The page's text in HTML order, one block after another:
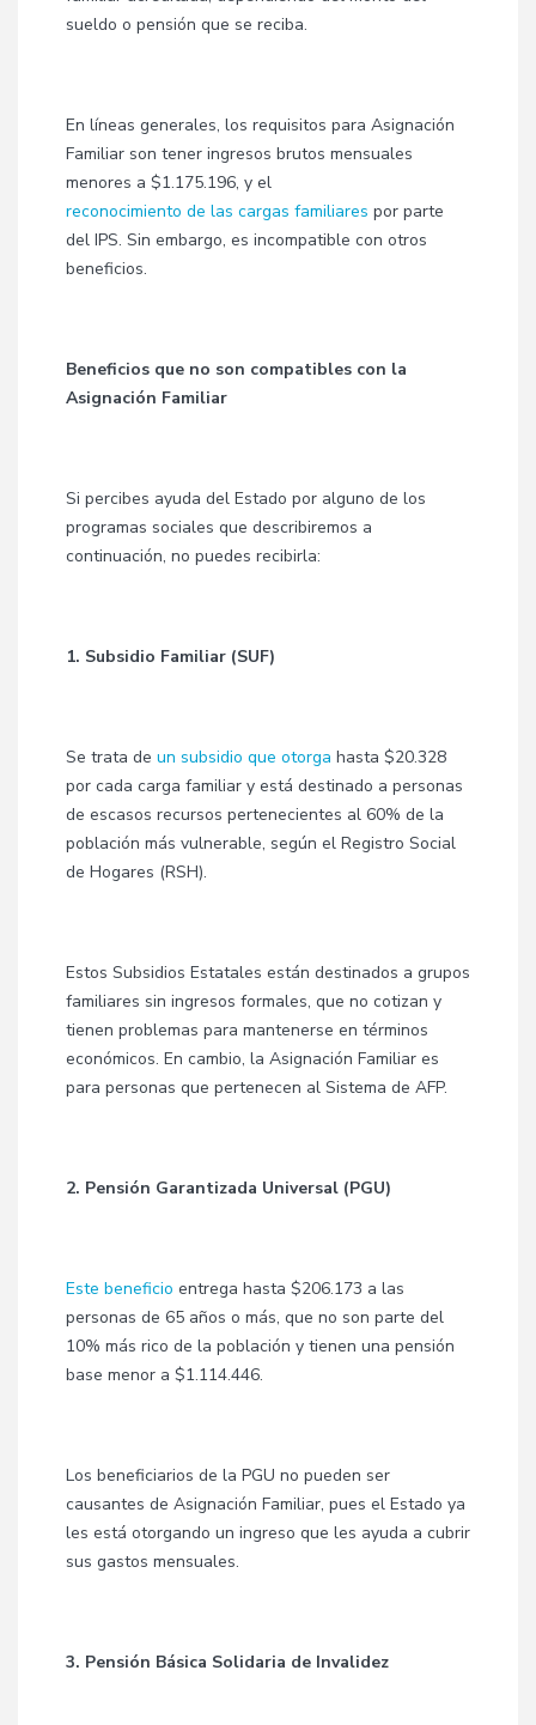
sueldo o pensión que se reciba.
En líneas generales, los requisitos para Asignación
Familiar son tener ingresos brutos mensuales
menores a $1.175.196, y el
reconocimiento de las cargas familiares por parte
del IPS. Sin embargo, es incompatible con otros
beneficios.
Beneficios que no son compatibles con la
Asignación Familiar
Si percibes ayuda del Estado por alguno de los
programas sociales que describiremos a
continuación, no puedes recibirla:
1. Subsidio Familiar (SUF)
Se trata de un subsidio que otorga hasta $20.328
por cada carga familiar y está destinado a personas
de escasos recursos pertenecientes al 60% de la
población más vulnerable, según el Registro Social
de Hogares (RSH).
Estos Subsidios Estatales están destinados a grupos
familiares sin ingresos formales, que no cotizan y
tienen problemas para mantenerse en términos
económicos. En cambio, la Asignación Familiar es
para personas que pertenecen al Sistema de AFP.
2. Pensión Garantizada Universal (PGU)
Este beneficio entrega hasta $206.173 a las
personas de 65 años o más, que no son parte del
10% más rico de la población y tienen una pensión
base menor a $1.114.446.
Los beneficiarios de la PGU no pueden ser
causantes de Asignación Familiar, pues el Estado ya
les está otorgando un ingreso que les ayuda a cubrir
sus gastos mensuales.
3. Pensión Básica Solidaria de Invalidez